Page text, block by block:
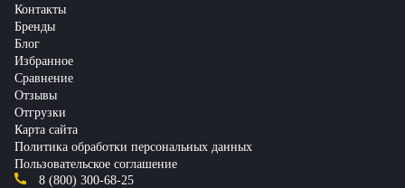
Контакты
Бренды
Блог
Избранное
Сравнение
Отзывы
Отгрузки
Карта сайта
Политика обработки персональных данных
Пользовательское соглашение
8 (800) 300-68-25